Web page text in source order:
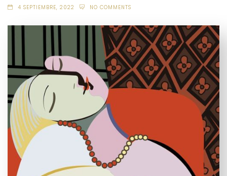
4 SEPTIEMBRE, 2022 NO COMMENTS